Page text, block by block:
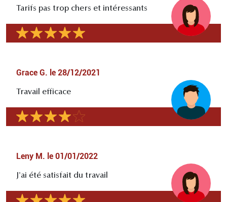
Tarifs pas trop chers et intéressants
Grace G. le 28/12/2021
Travail efficace
Leny M. le 01/01/2022
J'ai été satisfait du travail